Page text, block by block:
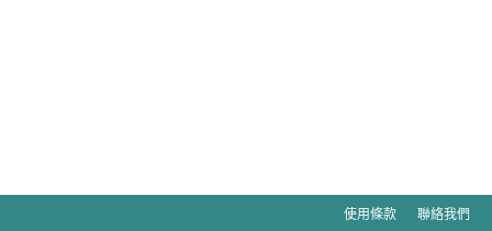
使用條款 聯絡我們